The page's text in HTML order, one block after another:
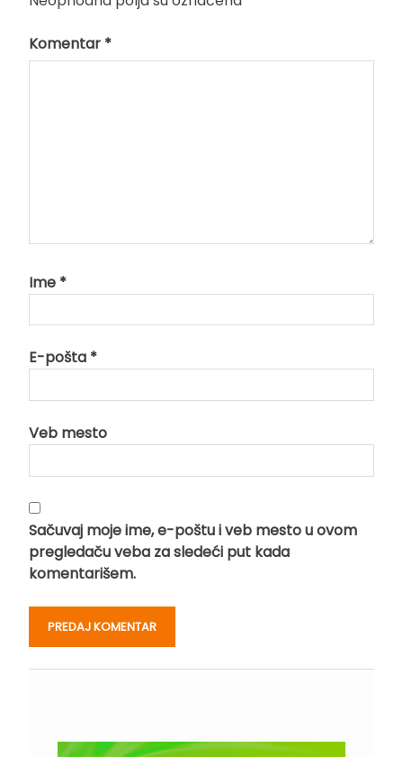
Komentar *
Ime *
E-pošta *
Veb mesto
Sačuvaj moje ime, e-poštu i veb mesto u ovom
pregledaču veba za sledeći put kada
komentarišem.